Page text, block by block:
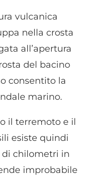
vulcanica
nella crosta
all’apertura
del bacino
consentito la
marino.
il terremoto e il
esiste quindi
di chilometri in
improbabile